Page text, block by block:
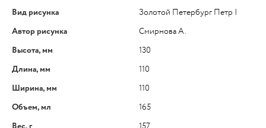
Вид рисунка
Золотой Петербург Петр I
Автор рисунка
Смирнова А.
Высота, мм
130
Длина, мм
110
Ширина, мм
110
Объем, мл
165